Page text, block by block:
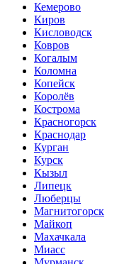
Кемерово
Киров
Кисловодск
Ковров
Когалым
Коломна
Копейск
Королёв
Кострома
Красногорск
Краснодар
Курган
Курск
Кызыл
Липецк
Люберцы
Магнитогорск
Майкоп
Махачкала
Миасс